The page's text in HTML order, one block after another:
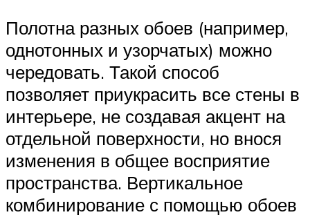
Полотна разных обоев (например,
однотонных и узорчатых) можно
чередовать. Такой способ
позволяет приукрасить все стены в
интерьере, не создавая акцент на
отдельной поверхности, но внося
изменения в общее восприятие
пространства. Вертикальное
комбинирование с помощью обоев